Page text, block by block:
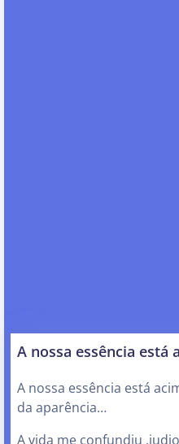
A nossa essência está
A nossa essência está
da aparência…
A vida me confundiu